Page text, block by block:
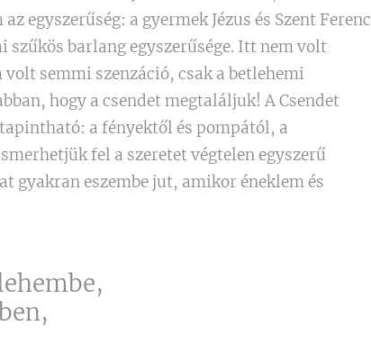
egyszerűség: a gyermek Jézus és Szent Ferenc
szűkös barlang egyszerűsége. Itt nem volt
semmi szenzáció, csak a betlehemi
hogy a csendet megtaláljuk! A Csendet
a fényektől és pompától, a
fel a szeretet végtelen egyszerű
gyakran eszembe jut, amikor éneklem és